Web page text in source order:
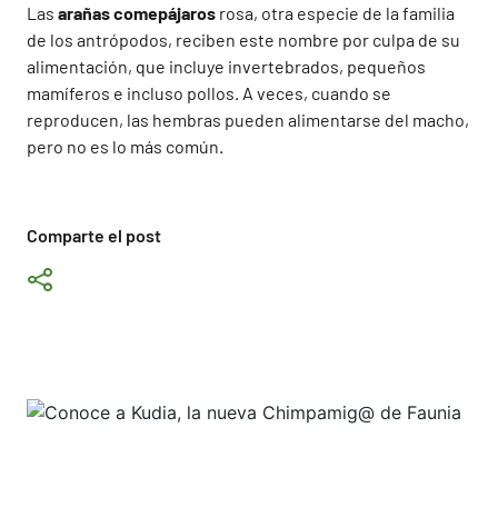
Comparte el post
Las arañas comepájaros rosa, otra especie de la familia
de los antrópodos, reciben este nombre por culpa de su
alimentación, que incluye invertebrados, pequeños
mamíferos e incluso pollos. A veces, cuando se
reproducen, las hembras pueden alimentarse del macho,
pero no es lo más común.